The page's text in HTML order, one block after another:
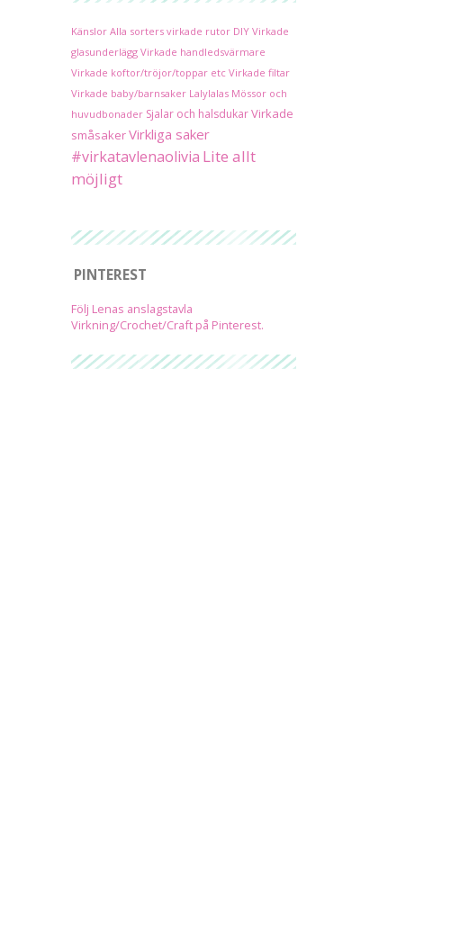
Känslor Alla sorters virkade rutor DIY Virkade
glasunderlägg Virkade handledsvärmare
Virkade koftor/tröjor/toppar etc Virkade filtar
Virkade baby/barnsaker Lalylalas Mössor och
huvudbonader Sjalar och halsdukarVirkade
småsakerVirkliga saker
#virkatavlenaolivia Lite allt
möjligt
PINTEREST
Följ Lenas anslagstavla
Virkning/Crochet/Craft på Pinterest.